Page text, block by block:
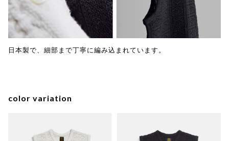
日本製で、細部まで丁寧に編み込まれています。
color variation